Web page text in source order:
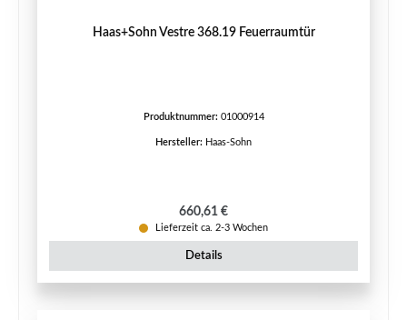
Haas+Sohn Vestre 368.19 Feuerraumtür
Produktnummer: 01000914
Hersteller: Haas-Sohn
Regulärer Preis:
660,61 €
Lieferzeit ca. 2-3 Wochen
Details